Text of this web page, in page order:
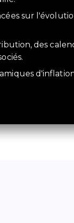
sur
des